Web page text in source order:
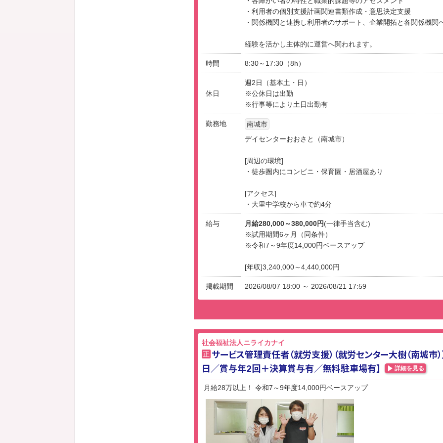
・利用者の個別支援計画関連書類作成・意思決定支援
・関係機関と連携し利用者のサポート、企業開拓と各関係機関
経験を活かし主体的に運営へ関われます。
時間 8:30～17:30（8h）
休日
週2日（基本土・日）
※公休日は出勤
※行事等により土日出勤有
勤務地
南城市
デイセンターおおさと（南城市）
[周辺の環境]
・徒歩圏内にコンビニ・保育園・居酒屋あり
[アクセス]
・大里中学校から車で約4分
給与 月給280,000～380,000円(一律手当含む)
※試用期間6ヶ月（同条件）
※令和7～9年度14,000円ベースアップ
[年収]3,240,000～4,440,000円
掲載期間 2026/08/07 18:00 ～ 2026/08/21 17:59
社会福祉法人ニライカナイ
正 サービス管理責任者（就労支援）（就労センター大樹（南城市）
日／賞与年2回＋決算賞与有／無料駐車場有】
詳細を見る
月給28万以上！ 令和7～9年度14,000円ベースアップ